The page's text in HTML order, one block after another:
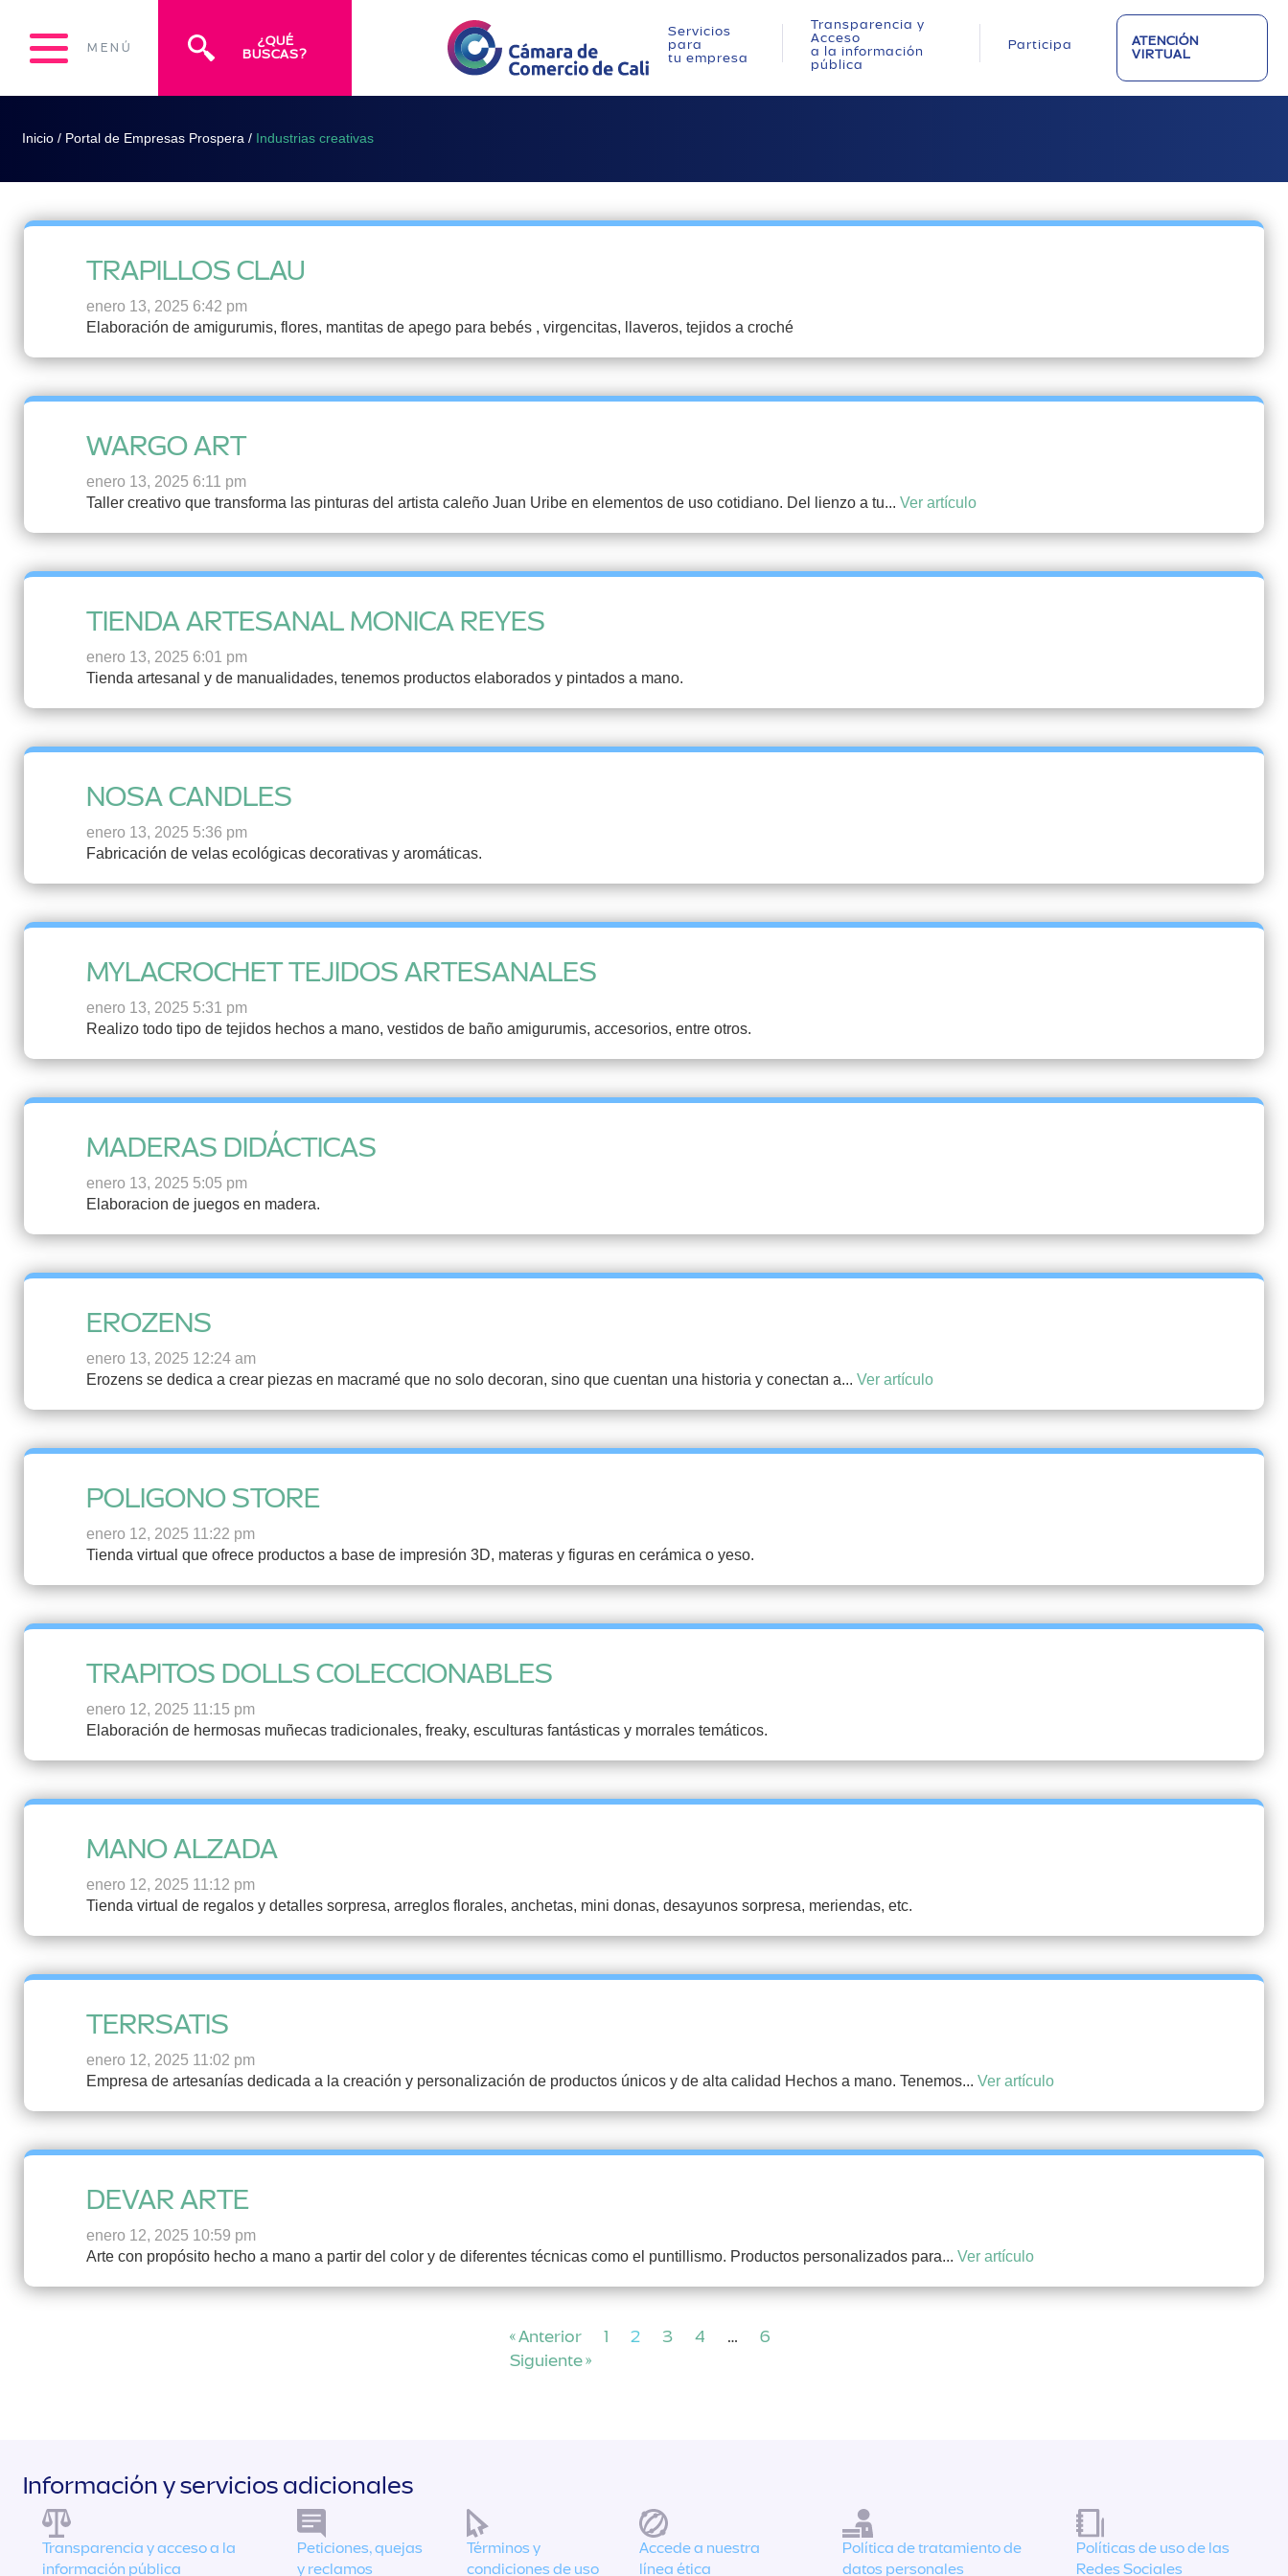
MENÚ
¿QUÉ
BUSCAS?
Servicios
para
tu empresa
Transparencia y
Acceso
a la información
pública
Participa
ATENCIÓN
VIRTUAL
Inicio / Portal de Empresas Prospera / Industrias creativas
TRAPILLOS CLAU
enero 13, 2025 6:42 pm
Elaboración de amigurumis, flores, mantitas de apego para bebés , virgencitas, llaveros, tejidos a croché
WARGO ART
enero 13, 2025 6:11 pm
Taller creativo que transforma las pinturas del artista caleño Juan Uribe en elementos de uso cotidiano. Del lienzo a tu... Ver artículo
TIENDA ARTESANAL MONICA REYES
enero 13, 2025 6:01 pm
Tienda artesanal y de manualidades, tenemos productos elaborados y pintados a mano.
NOSA CANDLES
enero 13, 2025 5:36 pm
Fabricación de velas ecológicas decorativas y aromáticas.
MYLACROCHET TEJIDOS ARTESANALES
enero 13, 2025 5:31 pm
Realizo todo tipo de tejidos hechos a mano, vestidos de baño amigurumis, accesorios, entre otros.
MADERAS DIDÁCTICAS
enero 13, 2025 5:05 pm
Elaboracion de juegos en madera.
EROZENS
enero 13, 2025 12:24 am
Erozens se dedica a crear piezas en macramé que no solo decoran, sino que cuentan una historia y conectan a... Ver artículo
POLIGONO STORE
enero 12, 2025 11:22 pm
Tienda virtual que ofrece productos a base de impresión 3D, materas y figuras en cerámica o yeso.
TRAPITOS DOLLS COLECCIONABLES
enero 12, 2025 11:15 pm
Elaboración de hermosas muñecas tradicionales, freaky, esculturas fantásticas y morrales temáticos.
MANO ALZADA
enero 12, 2025 11:12 pm
Tienda virtual de regalos y detalles sorpresa, arreglos florales, anchetas, mini donas, desayunos sorpresa, meriendas, etc.
TERRSATIS
enero 12, 2025 11:02 pm
Empresa de artesanías dedicada a la creación y personalización de productos únicos y de alta calidad Hechos a mano. Tenemos... Ver artículo
DEVAR ARTE
enero 12, 2025 10:59 pm
Arte con propósito hecho a mano a partir del color y de diferentes técnicas como el puntillismo. Productos personalizados para... Ver artículo
« Anterior 1 2 3 4 …
6
Siguiente »
Información y servicios adicionales
Transparencia y acceso a la
información pública
Peticiones, quejas
y reclamos
Términos y
condiciones de uso
Accede a nuestra
línea ética
Política de tratamiento de
datos personales
Políticas de uso de las
Redes Sociales